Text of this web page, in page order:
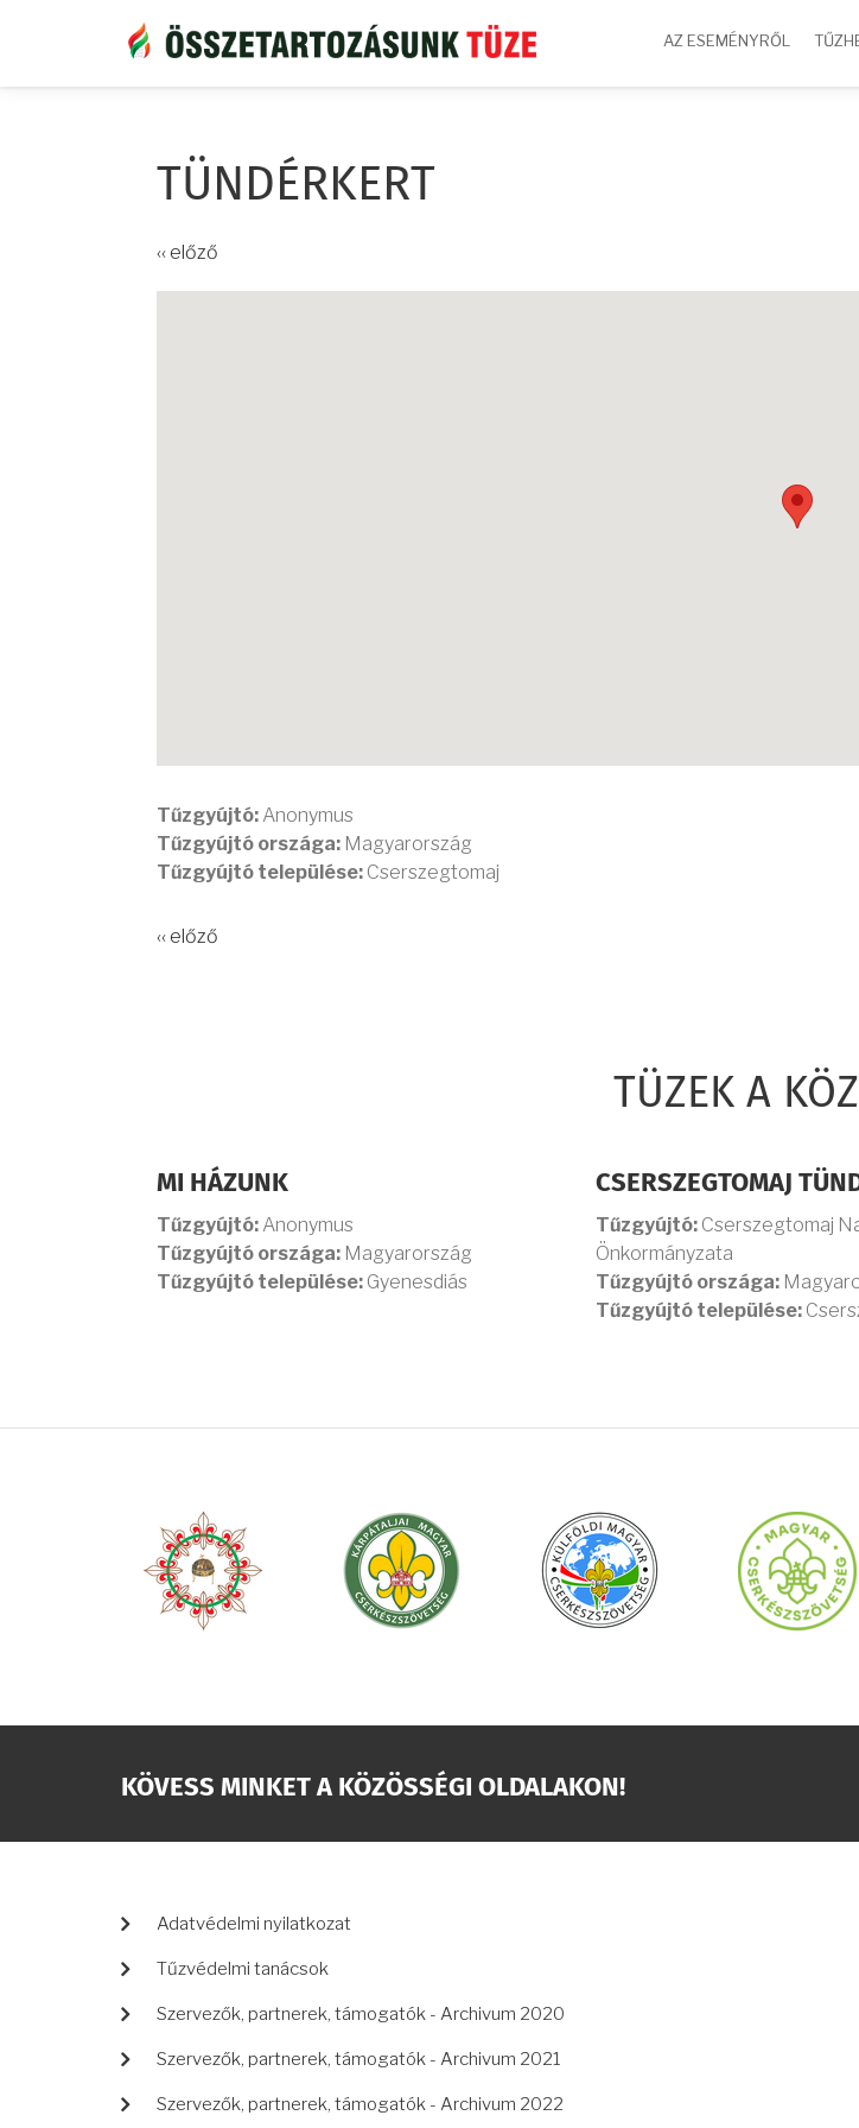
AZ ESEMÉNYRŐL
TÜNDÉRKERT
‹‹ előző
Tűzgyújtó: Anonymus
Tűzgyújtó országa: Magyarország
Tűzgyújtó települése: Cserszegtomaj
‹‹ előző
TÜZEK A
MI HÁZUNK
Tűzgyújtó: Anonymus
Tűzgyújtó országa: Magyarország
Tűzgyújtó települése: Gyenesdiás
CSERSZEGTOMAJ
Tűzgyújtó: Cserszegtomaj
Önkormányzata
Tűzgyújtó országa:
Tűzgyújtó települése:
KÖVESS MINKET A KÖZÖSSÉGI OLDALAKON!
LÁBLÉC
Adatvédelmi nyilatkozat
Tűzvédelmi tanácsok
Szervezők, partnerek, támogatók - Archivum 2020
Szervezők, partnerek, támogatók - Archivum 2021
Szervezők, partnerek, támogatók - Archivum 2022